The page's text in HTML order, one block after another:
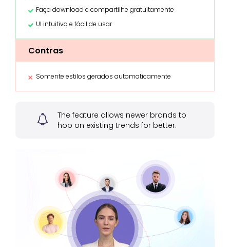
Faça download e compartilhe gratuitamente
UI intuitiva e fácil de usar
Contras
Somente estilos gerados automaticamente
The feature allows newer brands to
hop on existing trends for better.